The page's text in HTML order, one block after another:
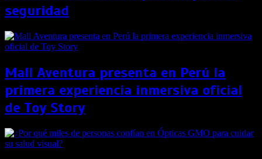
seguridad
Mall Aventura presenta en Perú la
primera experiencia inmersiva oficial
de Toy Story